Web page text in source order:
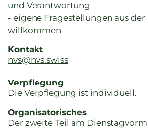
und Verantwortung
- eigene Fragestellungen aus der
willkommen
Kontakt
nvs@nvs.swiss
Verpflegung
Die Verpflegung ist individuell.
Organisatorisches
Der zweite Teil am